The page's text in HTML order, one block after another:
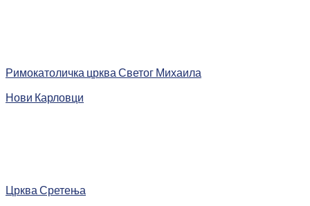
Римокатоличка црква Светог Михаила
Нови Карловци
Црква Сретења